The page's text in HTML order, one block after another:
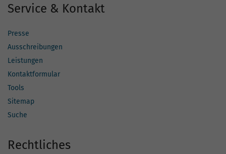
Service & Kontakt
Presse
Ausschreibungen
Leistungen
Kontaktformular
Tools
Sitemap
Suche
Rechtliches